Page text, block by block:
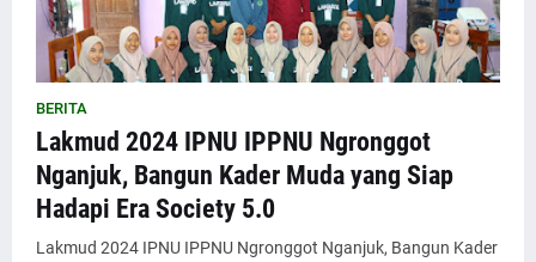
BERITA
Lakmud 2024 IPNU IPPNU Ngronggot
Nganjuk, Bangun Kader Muda yang Siap
Hadapi Era Society 5.0
Lakmud 2024 IPNU IPPNU Ngronggot Nganjuk, Bangun Kader